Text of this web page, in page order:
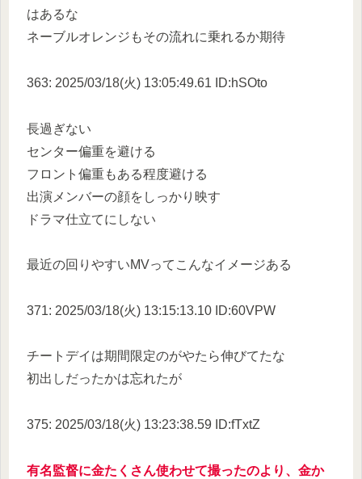
はあるな
ネーブルオレンジもその流れに乗れるか期待
363: 2025/03/18(火) 13:05:49.61 ID:hSOto
長過ぎない
センター偏重を避ける
フロント偏重もある程度避ける
出演メンバーの顔をしっかり映す
ドラマ仕立てにしない
最近の回りやすいMVってこんなイメージある
371: 2025/03/18(火) 13:15:13.10 ID:60VPW
チートデイは期間限定のがやたら伸びてたな
初出しだったかは忘れたが
375: 2025/03/18(火) 13:23:38.59 ID:fTxtZ
有名監督に金たくさん使わせて撮ったのより、金か